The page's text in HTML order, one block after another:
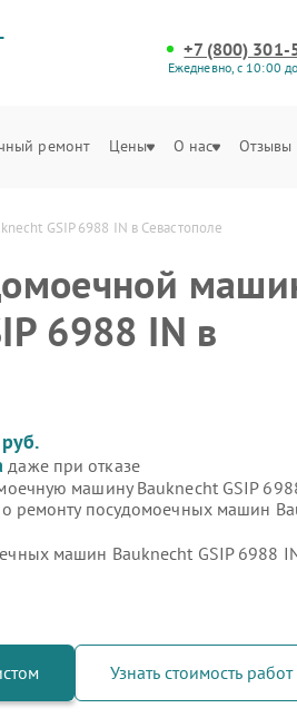
+7 (800) 301-
Ежедневно, с 10:00
ремонт Цены О нас Отзывы
GSIP 6988 IN в Севастополе
6988 IN в
даже при отказе
машину Bauknecht GSIP
ремонту посудомоечных машин
машин Bauknecht GSIP 6988
Узнать стоимость работ